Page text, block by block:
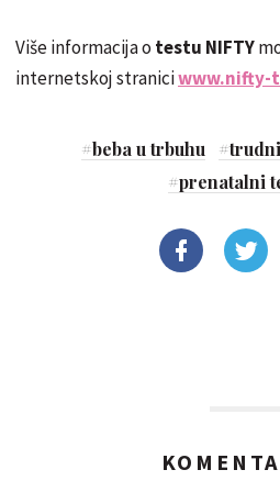
Više informacija o testu NIFTY
internetskoj straniciwww.nifty-
#beba u trbuhu #
#prenatalni